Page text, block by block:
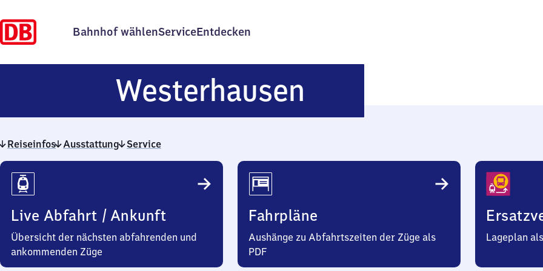
Bahnhof wählenServiceEntdecken
Westerhausen
Reiseinfos Ausstattung Service
Reiseinfos
Live Abfahrt / Ankunft
Übersicht der nächsten abfahrenden und
ankommenden Züge
Fahrpläne
Aushänge zu Abfahrtszeiten der Züge als
PDF
Lageplan